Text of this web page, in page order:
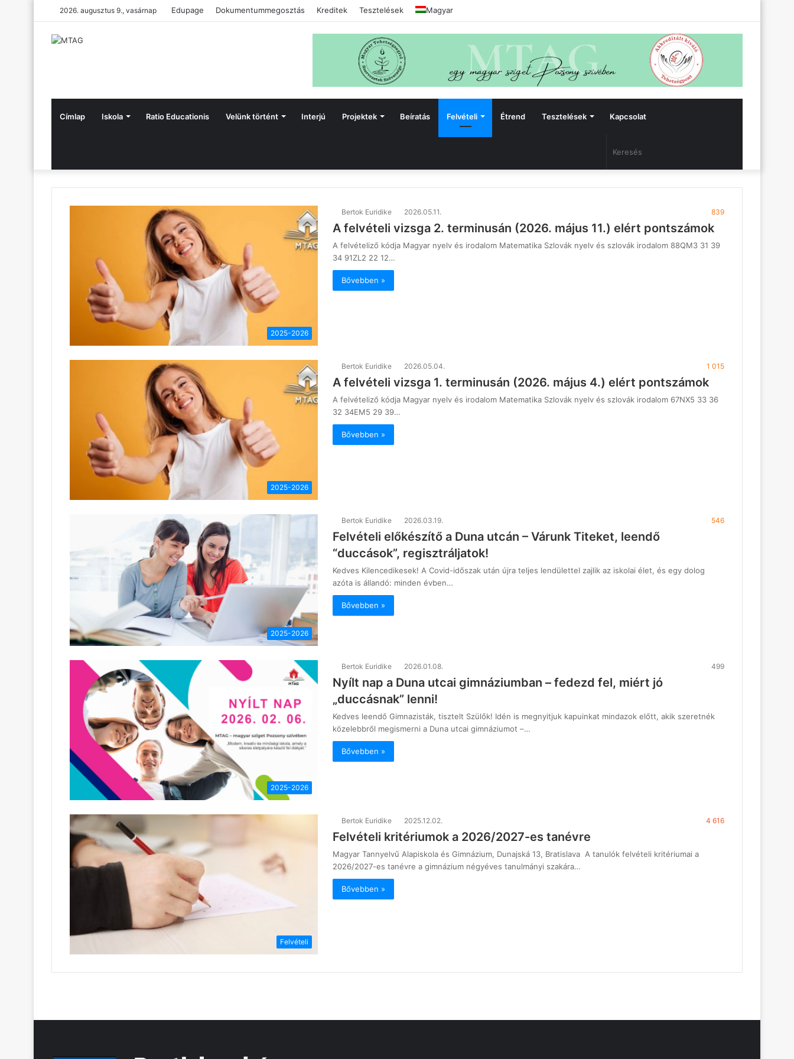
2026. augusztus 9., vasárnap Edupage Dokumentummegosztás Kreditek Tesztelések Magyar
Címlap Iskola Ratio Educationis Velünk történt Interjú Projektek Beíratás Felvételi Étrend Tesztelések Kapcsolat
2025-2026
Bertok Euridike 2026.05.11. 839
A felvételi vizsga 2. terminusán (2026. május 11.) elért pontszámok
A felvételiző kódja Magyar nyelv és irodalom Matematika Szlovák nyelv és szlovák irodalom 88QM3 31 39
34 91ZL2 22 12…
Bővebben »
2025-2026
Bertok Euridike 2026.05.04. 1 015
A felvételi vizsga 1. terminusán (2026. május 4.) elért pontszámok
A felvételiző kódja Magyar nyelv és irodalom Matematika Szlovák nyelv és szlovák irodalom 67NX5 33 36
32 34EM5 29 39…
Bővebben »
2025-2026
Bertok Euridike 2026.03.19. 546
Felvételi előkészítő a Duna utcán – Várunk Titeket, leendő
“duccások”, regisztráljatok!
Kedves Kilencedikesek! A Covid-időszak után újra teljes lendülettel zajlik az iskolai élet, és egy dolog
azóta is állandó: minden évben…
Bővebben »
2025-2026
Bertok Euridike 2026.01.08. 499
Nyílt nap a Duna utcai gimnáziumban – fedezd fel, miért jó
„duccásnak” lenni!
Kedves leendő Gimnazisták, tisztelt Szülők! Idén is megnyitjuk kapuinkat mindazok előtt, akik szeretnék
közelebbről megismerni a Duna utcai gimnáziumot –…
Bővebben »
Felvételi
Bertok Euridike 2025.12.02. 4 616
Felvételi kritériumok a 2026/2027-es tanévre
Magyar Tannyelvű Alapiskola és Gimnázium, Dunajská 13, Bratislava A tanulók felvételi kritériumai a
2026/2027-es tanévre a gimnázium négyéves tanulmányi szakára…
Bővebben »